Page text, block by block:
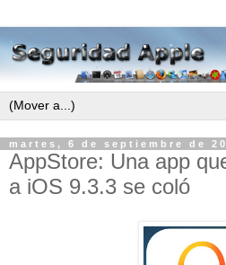
martes, 6 de septiembre de
AppStore: Una app
a iOS 9.3.3 se coló